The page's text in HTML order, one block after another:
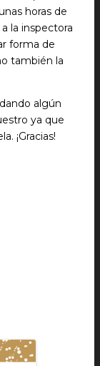
horas de
la inspectora
forma de
también la
algún
ya que
¡Gracias!